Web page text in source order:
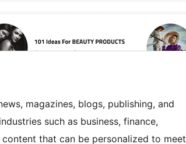
magazines, blogs, publishing, and
such as business, finance,
that can be personalized to meet